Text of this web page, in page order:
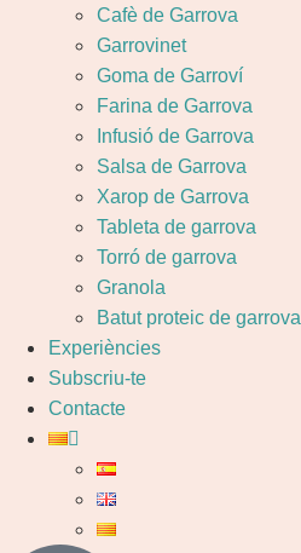
Cafè de Garrova
Garrovinet
Goma de Garroví
Farina de Garrova
Infusió de Garrova
Salsa de Garrova
Xarop de Garrova
Tableta de garrova
Torró de garrova
Granola
Batut proteic de garrova
Experiències
Subscriu-te
Contacte